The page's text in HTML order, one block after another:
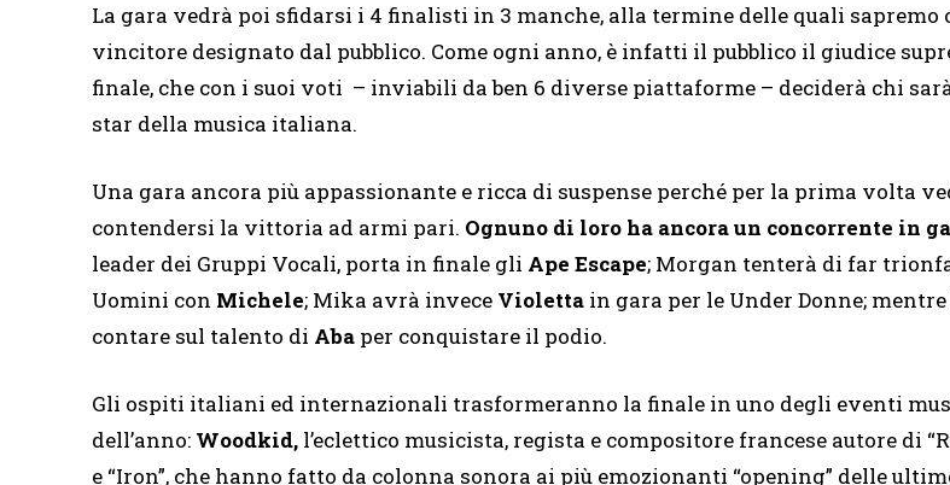
La gara vedrà poi sfidarsi i 4 finalisti in 3 manche, alla termine delle quali sapremo
vincitore designato dal pubblico. Come ogni anno, è infatti il pubblico il giudice
finale, che con i suoi voti – inviabili da ben 6 diverse piattaforme – deciderà chi
star della musica italiana.
Una gara ancora più appassionante e ricca di suspense perché per la prima volta
contendersi la vittoria ad armi pari. Ognuno di loro ha ancora un concorrente in
leader dei Gruppi Vocali, porta in finale gli Ape Escape; Morgan tenterà di far
Uomini con Michele; Mika avrà invece Violetta in gara per le Under Donne;
contare sul talento di Aba per conquistare il podio.
Gli ospiti italiani ed internazionali trasformeranno la finale in uno degli eventi
dell’anno: Woodkid, l’eclettico musicista, regista e compositore francese autore di
e “Iron”, che hanno fatto da colonna sonora ai più emozionanti “opening” delle